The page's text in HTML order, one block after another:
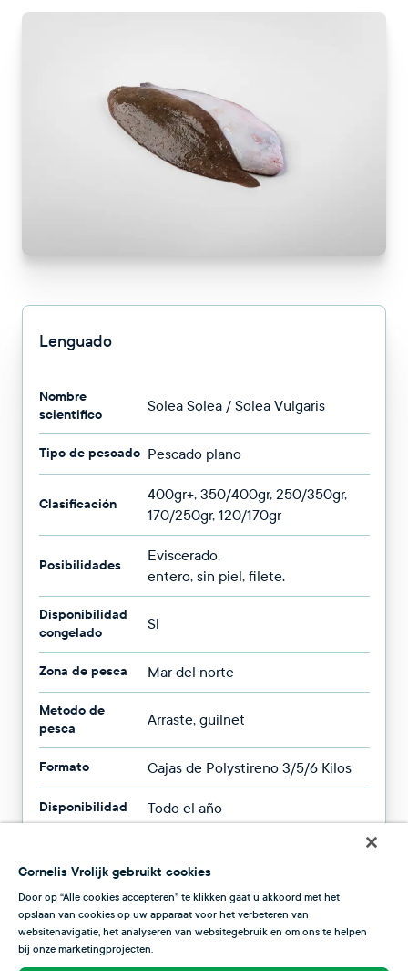
Lenguado
Nombre
scientifico
Solea Solea / Solea Vulgaris
Tipo de pescado Pescado plano
Clasificación
400gr+, 350/400gr, 250/350gr,
170/250gr, 120/170gr
Posibilidades
Eviscerado,
entero, sin piel, filete.
Disponibilidad
congelado
Si
Zona de pesca Mar del norte
Metodo de
pesca
Arraste, guilnet
Formato Cajas de Polystireno 3/5/6 Kilos
Disponibilidad Todo el año
Estación
En este resumen puedes controlar la epoca ideal de Lenguado. Aunque
Cornelis Vrolijk gebruikt cookies
Door op “Alle cookies accepteren” te klikken gaat u akkoord met het
opslaan van cookies op uw apparaat voor het verbeteren van
websitenavigatie, het analyseren van websitegebruik en om ons te helpen
bij onze marketingprojecten.